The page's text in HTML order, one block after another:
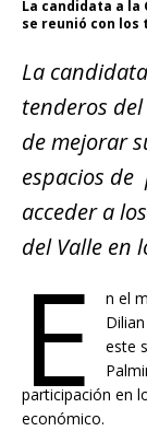
La candidata a la
se reunió con los
La
tenderos
de mejorar
espacios
acceder a
del Valle en
E
n el
este
participación en
económico.